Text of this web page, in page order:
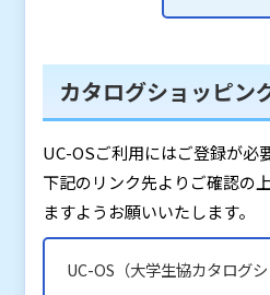
カタログショッピン
UC-OSご利用にはご登録が必
下記のリンク先よりご確認の
ますようお願いいたします。
UC-OS（大学生協カタログ